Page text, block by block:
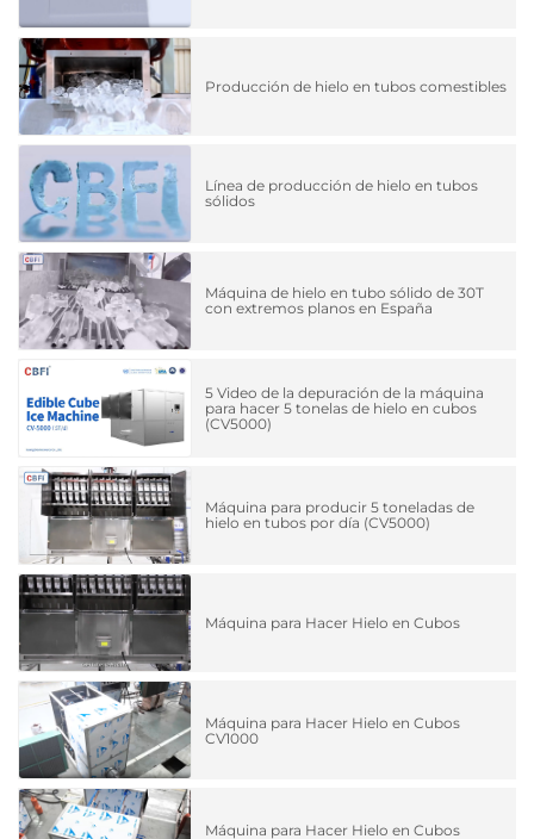
Producción de hielo en tubos comestibles
Línea de producción de hielo en tubos
sólidos
Máquina de hielo en tubo sólido de 30T
con extremos planos en España
5 Video de la depuración de la máquina
para hacer 5 tonelas de hielo en cubos
(CV5000)
Máquina para producir 5 toneladas de
hielo en tubos por día (CV5000)
Máquina para Hacer Hielo en Cubos
Máquina para Hacer Hielo en Cubos
CV1000
Máquina para Hacer Hielo en Cubos